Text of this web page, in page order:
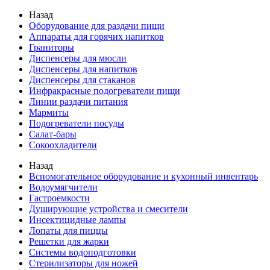
Назад
Оборудование для раздачи пищи
Аппараты для горячих напитков
Граниторы
Диспенсеры для мюсли
Диспенсеры для напитков
Диспенсеры для стаканов
Инфракрасные подогреватели пищи
Линии раздачи питания
Мармиты
Подогреватели посуды
Салат-бары
Сокоохладители
Назад
Вспомогательное оборудование и кухонный инвентарь
Водоумягчители
Гастроемкости
Душирующие устройства и смесители
Инсектицидные лампы
Лопаты для пиццы
Решетки для жарки
Системы водоподготовки
Стерилизаторы для ножей